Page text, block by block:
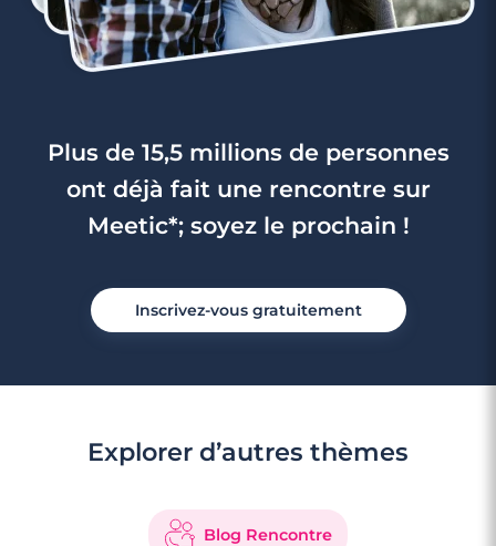
Plus de 15,5 millions de personnes
ont déjà fait une rencontre sur
Meetic*; soyez le prochain !
Inscrivez-vous gratuitement
Explorer d’autres thèmes
Blog Rencontre